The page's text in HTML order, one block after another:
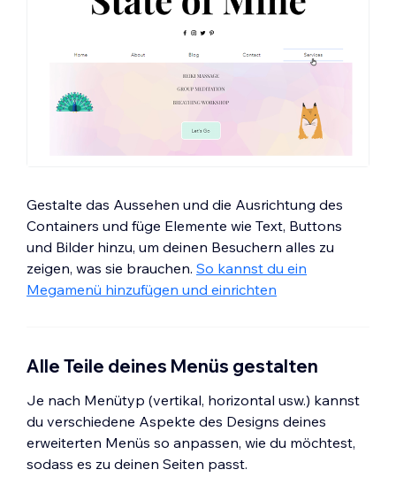
Gestalte das Aussehen und die Ausrichtung des
Containers und füge Elemente wie Text, Buttons
und Bilder hinzu, um deinen Besuchern alles zu
zeigen, was sie brauchen. So kannst du ein
Megamenü hinzufügen und einrichten
Alle Teile deines Menüs gestalten
Je nach Menütyp (vertikal, horizontal usw.) kannst
du verschiedene Aspekte des Designs deines
erweiterten Menüs so anpassen, wie du möchtest,
sodass es zu deinen Seiten passt.